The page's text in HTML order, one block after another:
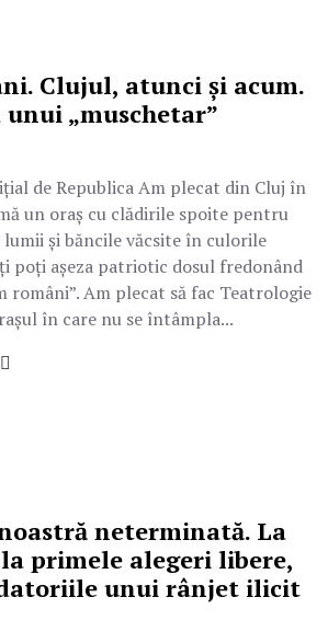
Clujul, atunci și acum.
„muschetar”
de Republica Am plecat din Cluj în
un oraş cu clădirile spoite pentru
şi băncile văcsite în culorile
poți aşeza patriotic dosul fredonând
români”. Am plecat să fac Teatrologie
în care nu se întâmpla...
neterminată. La
primele alegeri libere,
unui rânjet ilicit